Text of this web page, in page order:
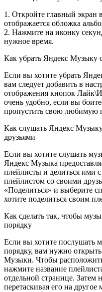
1. Откройте главный экран
отображается обложка
2. Нажмите на иконку
нужное время.
Как убрать Яндекс Музыку
Если вы хотите убрать
вам следует добавить в
отображения кнопок
очень удобно, если вы
пропустить свою любимую
Как слушать Яндекс
друзьями
Если вы хотите слушать
Яндекс Музыка
плейлисты и делиться ими
плейлистом со своими
«Поделиться» и выберите
хотите поделиться своим
Как сделать так, чтобы
порядку
Если вы хотите послушать
порядку, вам нужно
Музыки. Чтобы
нажмите название
отдельной странице. Затем
перетаскивая его на другое